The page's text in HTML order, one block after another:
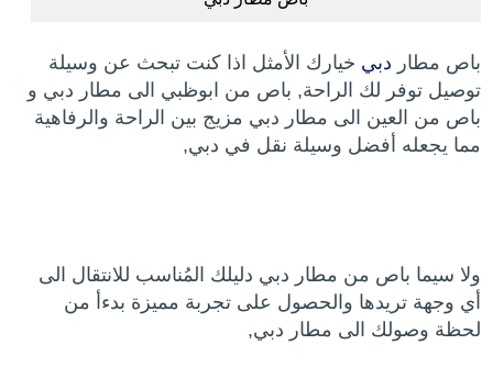
باص مطار دبي خيارك الأمثل اذا كنت تبحث عن وسيلة
توصيل توفر لك الراحة, باص من ابوظبي الى مطار دبي و
باص من العين الى مطار دبي مزيج بين الراحة والرفاهية
مما يجعله أفضل وسيلة نقل في دبي,
ولا سيما باص من مطار دبي دليلك المُناسب للانتقال الى
أي وجهة تريدها والحصول على تجربة مميزة بدءأ من
لحظة وصولك الى مطار دبي,